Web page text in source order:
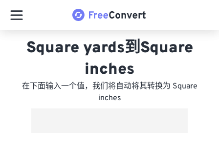
Square yards到Square
inches
在下面输入一个值，我们将自动将其转换为 Square
inches